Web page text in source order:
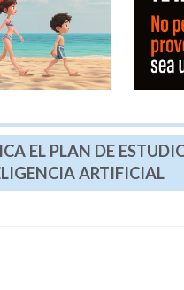
EL PLAN DE
ARTIFICIAL